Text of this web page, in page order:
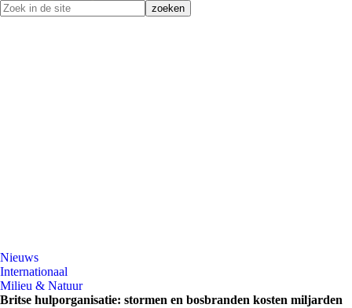
Nieuws
Internationaal
Milieu & Natuur
Britse hulporganisatie: stormen en bosbranden kosten miljarden